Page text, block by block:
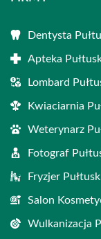
Dentysta
Apteka
Lombard
Kwiaciarnia
Weterynarz
Fotograf
Fryzjer Pułtusk
Salon
Wulkanizacja